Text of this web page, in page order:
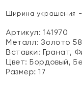
Ширина украшения -
Артикул: 141970
Металл:Золото
Вставки:Гранат,
Цвет:Бордовый,
Размер:17